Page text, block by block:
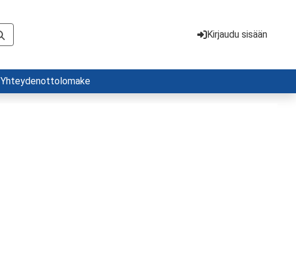
Kirjaudu sisään
Yhteydenottolomake